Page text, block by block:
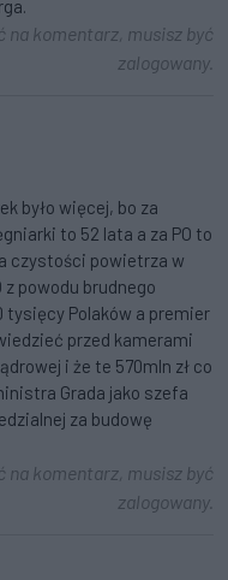
na komentarz, musisz być
zalogowany.
było więcej, bo za
to 52 lata a za PO to
czystości powietrza w
z powodu brudnego
tysięcy Polaków a premier
przed kamerami
i że te 570mln zł co
Grada jako szefa
za budowę
na komentarz, musisz być
zalogowany.